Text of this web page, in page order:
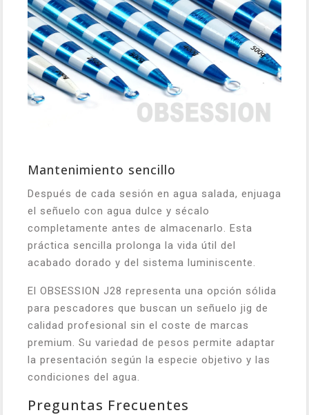
Mantenimiento sencillo
Después de cada sesión en agua salada, enjuaga
el señuelo con agua dulce y sécalo
completamente antes de almacenarlo. Esta
práctica sencilla prolonga la vida útil del
acabado dorado y del sistema luminiscente.
El OBSESSION J28 representa una opción sólida
para pescadores que buscan un señuelo jig de
calidad profesional sin el coste de marcas
premium. Su variedad de pesos permite adaptar
la presentación según la especie objetivo y las
condiciones del agua.
Preguntas Frecuentes